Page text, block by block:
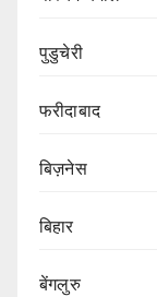
पुडुचेरी
फरीदाबाद
बिज़नेस
बिहार
बेंगलुरु